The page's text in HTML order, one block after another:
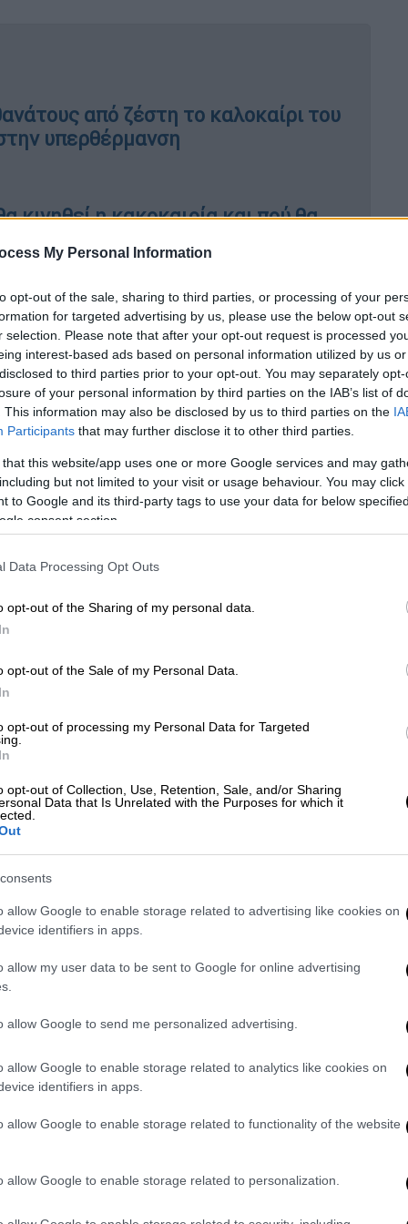
My Personal Information
opt-out of the sale, sharing to third parties, or processing of your
for targeted advertising by us, please use the below opt-out
selection. Please note that after your opt-out request is processed
interest-based ads based on personal information utilized by us
to third parties prior to your opt-out. You may separately
of your personal information by third parties on the IAB’s list of
This information may also be disclosed by us to third parties on the
Participants that may further disclose it to other third parties.
that this website/app uses one or more Google services and may
but not limited to your visit or usage behaviour. You may
to Google and its third-party tags to use your data for below
consent section.
Data Processing Opt Outs
opt-out of the Sharing of my personal data.
opt-out of the Sale of my Personal Data.
opt-out of processing my Personal Data for Targeted
opt-out of Collection, Use, Retention, Sale, and/or Sharing
Data that Is Unrelated with the Purposes for which it
allow Google to enable storage related to advertising like cookies on
identifiers in apps.
allow my user data to be sent to Google for online advertising
allow Google to send me personalized advertising.
allow Google to enable storage related to analytics like cookies on
identifiers in apps.
allow Google to enable storage related to functionality of the website
allow Google to enable storage related to personalization.
από ζέστη το καλοκαίρι του
υπερθέρμανση
η κακοκαιρία και πού θα
τα νησιά τουΝοτίου Ιονίου, τη
και την Τετάρτη όλο τοΙόνιο, την
Πελοπόννησοκαι πιθανόν τα δυτικά
Τρίτη
νότια ηπειρωτική χώρα καθώς και την
βροχές και σποραδικές καταιγίδες οι
δυτική Στερεά και τη δυτική Πελοπόννησο
χώρα λίγες
βροχές.
στα ορεινά της βόρειαςχώρας
ανατολικοί βορειοανατολικοί 4 με 5
τοπικά 6
κυρίως στα νότια. Δεν θα ξεπεράσει
θα φτάσει στην Κρήτη και τα
.
Μακεδονία νεφώσεις παροδικά
χιονοπτώσεις θα σημειωθούν στα
γενικά αίθριος με πρόσκαιρες
ώρες βαθμιαία θα αυξηθούν και
3 με 5 και στα ανατολικά τις βραδινές
έως 16 βαθμούς Κελσίου. Στη
χαμηλότερη.
ΔΥΤΙΚΗ ΠΕΛΟΠΟΝΝΗΣΟΣ
βροχές και σποραδικές καταιγίδες
Στερεά και τη δυτική Πελοπόννησο θα